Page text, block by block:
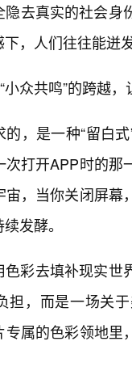
去真实的社会
，人们往往能迸
小众共鸣”的跨越
，是一种“留白
次打开APP时的
宙，当你关闭屏
发酵。
彩去填补现实世
担，而是一场关
属的色彩领地